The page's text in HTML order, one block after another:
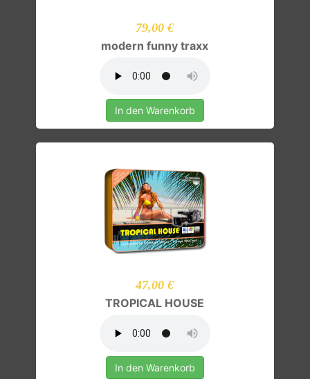
79,00 €
modern funny traxx
In den Warenkorb
47,00 €
TROPICAL HOUSE
In den Warenkorb